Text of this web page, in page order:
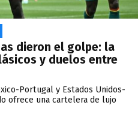
dieron el golpe: la
y duelos entre
Portugal y Estados Unidos-
ofrece una cartelera de lujo